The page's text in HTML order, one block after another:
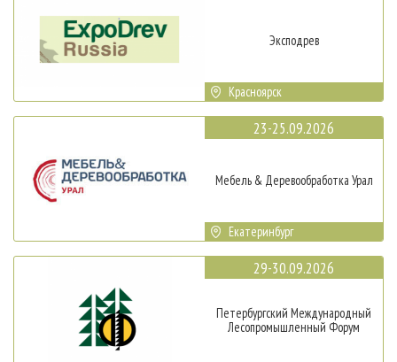
Эксподрев
Красноярск
23-25.09.2026
Мебель & Деревообработка Урал
Екатеринбург
29-30.09.2026
Петербургский Международный
Лесопромышленный Форум